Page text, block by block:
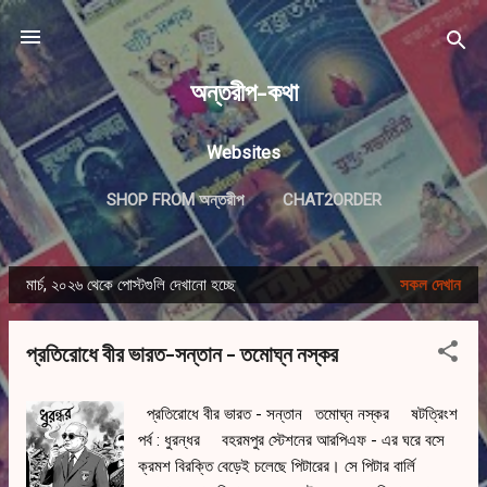
সরাসরি প্রধান সামগ্রীতে চলে যান
অন্তরীপ-কথা
Websites
SHOP FROM অন্তরীপ CHAT2ORDER
পো
স্ট
মার্চ, ২০২৬ থেকে পোস্টগুলি দেখানো হচ্ছে সকল দেখান
প্রতিরোধে বীর ভারত-সন্তান - তমোঘ্ন নস্কর
প্রতিরোধে বীর ভারত - সন্তান তমোঘ্ন নস্কর ষটত্রিংশ
পর্ব : ধুরন্ধর বহরমপুর স্টেশনের আরপিএফ - এর ঘরে বসে
ক্রমশ বিরক্তি বেড়েই চলেছে পিটারের। সে পিটার বার্লি